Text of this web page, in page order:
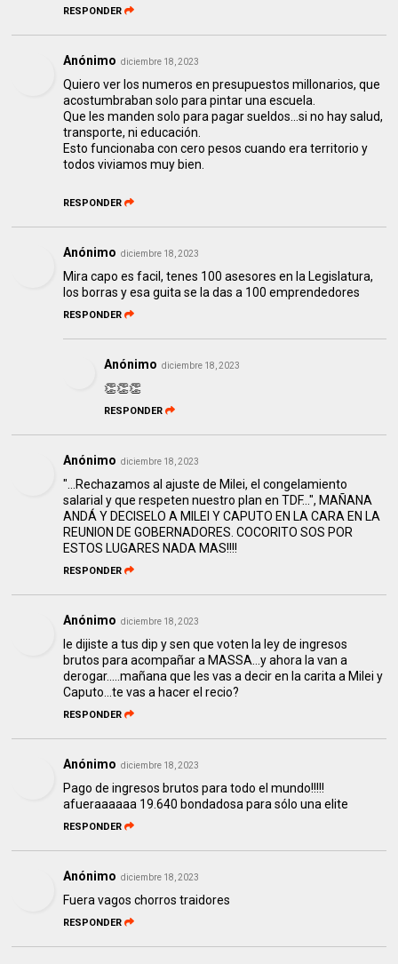
RESPONDER
Anónimo diciembre 18, 2023
Quiero ver los numeros en presupuestos millonarios, que
acostumbraban solo para pintar una escuela.
Que les manden solo para pagar sueldos...si no hay salud,
transporte, ni educación.
Esto funcionaba con cero pesos cuando era territorio y
todos viviamos muy bien.
RESPONDER
Anónimo diciembre 18, 2023
Mira capo es facil, tenes 100 asesores en la Legislatura,
los borras y esa guita se la das a 100 emprendedores
RESPONDER
Anónimo diciembre 18, 2023
👏👏👏
RESPONDER
Anónimo diciembre 18, 2023
"...Rechazamos al ajuste de Milei, el congelamiento
salarial y que respeten nuestro plan en TDF...", MAÑANA
ANDÁ Y DECISELO A MILEI Y CAPUTO EN LA CARA EN LA
REUNION DE GOBERNADORES. COCORITO SOS POR
ESTOS LUGARES NADA MAS!!!!
RESPONDER
Anónimo diciembre 18, 2023
le dijiste a tus dip y sen que voten la ley de ingresos
brutos para acompañar a MASSA...y ahora la van a
derogar.....mañana que les vas a decir en la carita a Milei y
Caputo...te vas a hacer el recio?
RESPONDER
Anónimo diciembre 18, 2023
Pago de ingresos brutos para todo el mundo!!!!!
afueraaaaaa 19.640 bondadosa para sólo una elite
RESPONDER
Anónimo diciembre 18, 2023
Fuera vagos chorros traidores
RESPONDER